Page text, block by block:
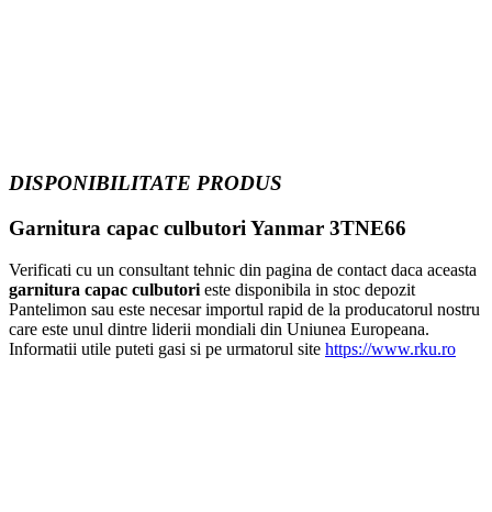
DISPONIBILITATE PRODUS
Garnitura capac culbutori Yanmar 3TNE66
Verificati cu un consultant tehnic din pagina de contact daca aceasta
garnitura capac culbutori este disponibila in stoc depozit
Pantelimon sau este necesar importul rapid de la producatorul nostru
care este unul dintre liderii mondiali din Uniunea Europeana.
Informatii utile puteti gasi si pe urmatorul site https://www.rku.ro